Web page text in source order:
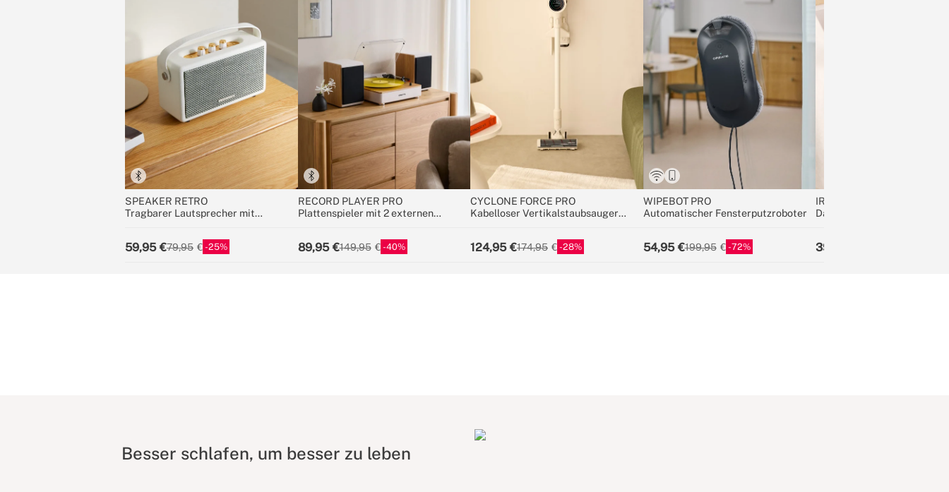
SPEAKER RETRO
Tragbarer Lautsprecher mit
59,95 79,95 25
RECORD PLAYER PRO
Plattenspieler mit 2 externen
89,95 149,95 40
CYCLONE FORCE PRO
Kabelloser Vertikalstaubsauger
124,95 174,95 28
WIPEBOT PRO
Automatischer Fensterputzroboter
54,95 199,95 72
IRON UP
Dampfbürste
39,95
Besser schlafen, um besser zu leben